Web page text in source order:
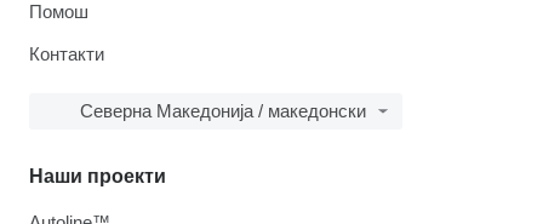
Помош
Контакти
Северна Македонија / македонски
Наши проекти